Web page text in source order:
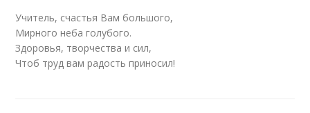
Учитель, счастья Вам большого,
Мирного неба голубого.
Здоровья, творчества и сил,
Чтоб труд вам радость приносил!